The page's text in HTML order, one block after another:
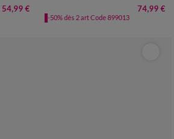
54,99 €
74,99 €
-50% dès 2 art Code 899013